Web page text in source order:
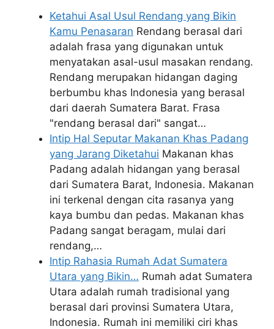
Ketahui Asal Usul Rendang yang Bikin
Kamu Penasaran Rendang berasal dari
adalah frasa yang digunakan untuk
menyatakan asal-usul masakan rendang.
Rendang merupakan hidangan daging
berbumbu khas Indonesia yang berasal
dari daerah Sumatera Barat. Frasa
"rendang berasal dari" sangat…
Intip Hal Seputar Makanan Khas Padang
yang Jarang Diketahui Makanan khas
Padang adalah hidangan yang berasal
dari Sumatera Barat, Indonesia. Makanan
ini terkenal dengan cita rasanya yang
kaya bumbu dan pedas. Makanan khas
Padang sangat beragam, mulai dari
rendang,…
Intip Rahasia Rumah Adat Sumatera
Utara yang Bikin… Rumah adat Sumatera
Utara adalah rumah tradisional yang
berasal dari provinsi Sumatera Utara,
Indonesia. Rumah ini memiliki ciri khas